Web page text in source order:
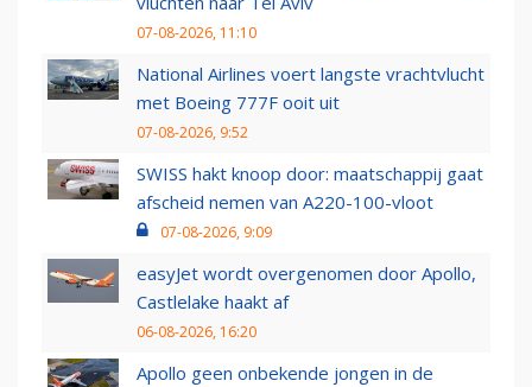
07-08-2026, 11:10
National Airlines voert langste vrachtvlucht
met Boeing 777F ooit uit
07-08-2026, 9:52
SWISS hakt knoop door: maatschappij gaat
afscheid nemen van A220-100-vloot
07-08-2026, 9:09
easyJet wordt overgenomen door Apollo,
Castlelake haakt af
06-08-2026, 16:20
Apollo geen onbekende jongen in de